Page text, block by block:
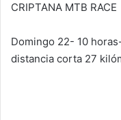
CRIPTANA MTB RACE
Domingo 22- 10
distancia corta 27